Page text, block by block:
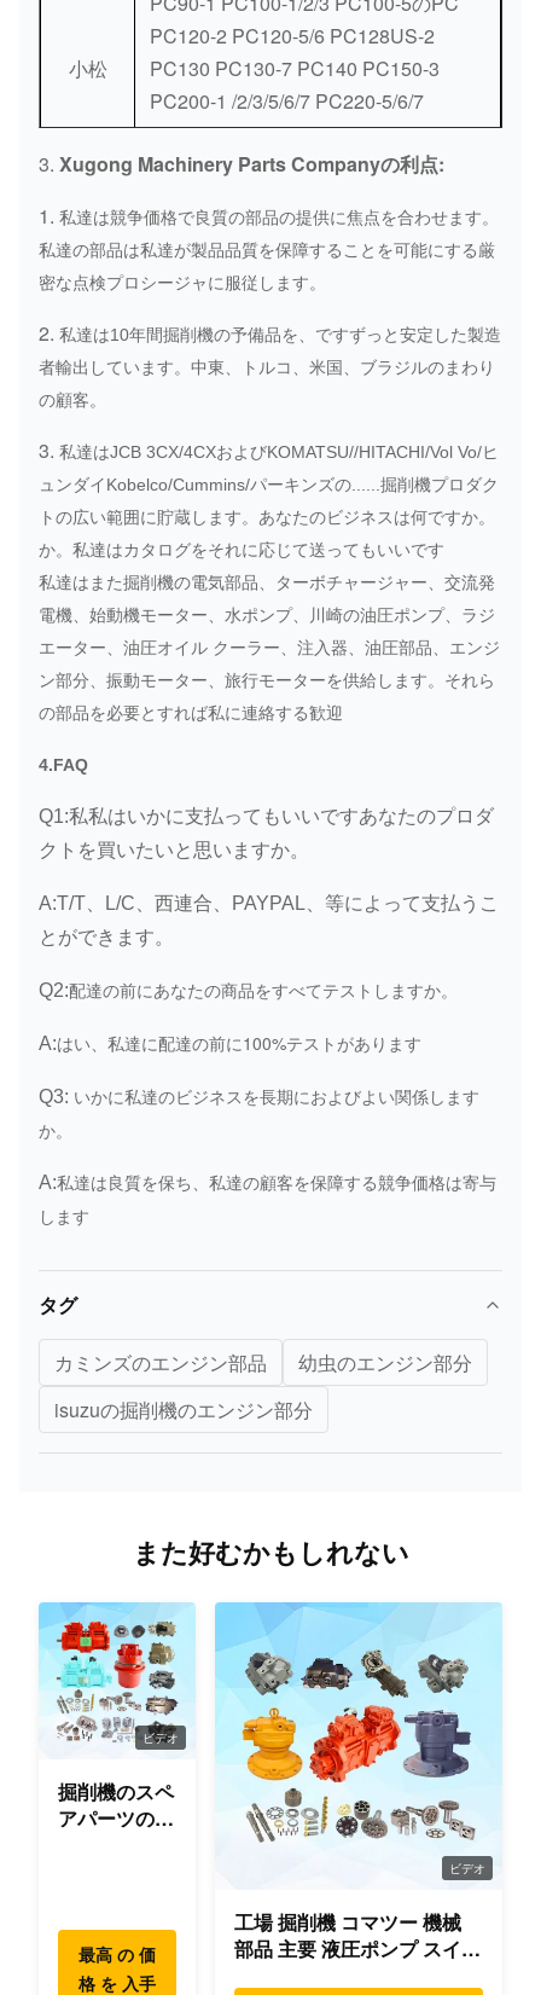
小松
PC120-2 PC120-5/6 PC128US-2
PC130 PC130-7 PC140 PC150-3
PC200-1 /2/3/5/6/7 PC220-5/6/7
PC240-3 PC300-2/3/5/6/7 PC350
PC400-5/6 PC360-7 PC400-1/3/5
PC650-8 PC710-5 PC1000-1
日立
日立UH045 UH052 UHO53 UH063
EX20UR-1/2 EX27 EX30 EX40-1
EX45-1 EX50UR EX60-1/2/3/5 EX70
EX120/-2/3/5 EX130 EX150
EX160WD EX200 EX200-1/2/3/5
EX210 EX220-1/3/7 EX220-2/5 EX225
EX240 EX270-1/5 EX280-1 EX300-
1/2/3/5/6 EX320 EX330 EX350 EX400
EX400-5 UH03-3/5/7 UH04/2/5 UH05
UN055-7 UH06 UH07 ZAX60 ZAX70
ZAX120 ZAX200 ZX230 ZAX240
ZAX250 ZAX330 ZAX350 ZAX360
E180 E200B E240 E300 E200-5 E450
E650 E235B/B/D E245B/D E307
E311B E312C/CL E315C/CL E318B
E320/320L E322 E325 E330 E350
3. Xugong Machinery Parts Companyの利点:
1. 私達は競争価格で良質の部品の提供に焦点を合わせます。
私達の部品は私達が製品品質を保障することを可能にする厳
密な点検プロシージャに服従します。
2. 私達は10年間掘削機の予備品を、ですずっと安定した製造
者輸出しています。中東、トルコ、米国、ブラジルのまわり
の顧客。
3. 私達はJCB 3CX/4CXおよびKOMATSU//HITACHI/Vol Vo/ヒ
ュンダイKobelco/Cummins/パーキンズの......掘削機プロダク
トの広い範囲に貯蔵します。あなたのビジネスは何ですか。
か。私達はカタログをそれに応じて送ってもいいです
私達はまた掘削機の電気部品、ターボチャージャー、交流発
電機、始動機モーター、水ポンプ、川崎の油圧ポンプ、ラジ
エーター、油圧オイル クーラー、注入器、油圧部品、エンジ
ン部分、振動モーター、旅行モーターを供給します。それら
の部品を必要とすれば私に連絡する歓迎
4.FAQ
Q1:私私はいかに支払ってもいいですあなたのプロダ
クトを買いたいと思いますか。
A:T/T、L/C、西連合、PAYPAL、等によって支払うこ
とができます。
Q2:配達の前にあなたの商品をすべてテストしますか。
A:はい、私達に配達の前に100%テストがあります
Q3: いかに私達のビジネスを長期におよびよい関係します
か。
A:私達は良質を保ち、私達の顧客を保障する競争価格は寄与
します
タグ
カミンズのエンジン部品
幼虫のエンジン部分
isuzuの掘削機のエンジン部分
また好むかもしれない
ビデオ
掘削機のスペ
アパーツのオ
最高 の 価
格 を 入手
ビデオ
工場 掘削機 コマツー 機械
部品 主要 液圧ポンプ スイン